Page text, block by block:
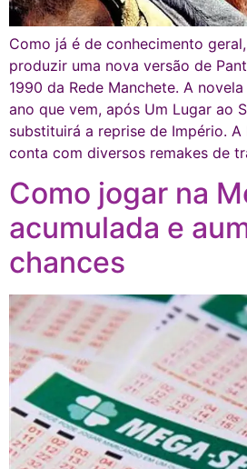
Como já é de conhecimento
produzir uma nova versão de
1990 da Rede Manchete. A
ano que vem, após Um Lugar ao
substituirá a reprise de Império.
conta com diversos remakes de
Como jogar na
acumulada e
chances